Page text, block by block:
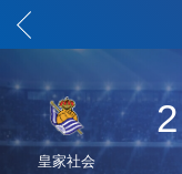
皇家社会
2